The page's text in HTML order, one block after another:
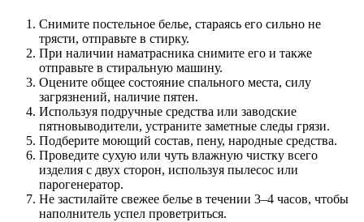
Снимите постельное белье, стараясь его сильно не
трясти, отправьте в стирку.
При наличии наматрасника снимите его и также
отправьте в стиральную машину.
Оцените общее состояние спального места, силу
загрязнений, наличие пятен.
Используя подручные средства или заводские
пятновыводители, устраните заметные следы грязи.
Подберите моющий состав, пену, народные средства.
Проведите сухую или чуть влажную чистку всего
изделия с двух сторон, используя пылесос или
парогенератор.
Не застилайте свежее белье в течении 3–4 часов, чтобы
наполнитель успел проветриться.